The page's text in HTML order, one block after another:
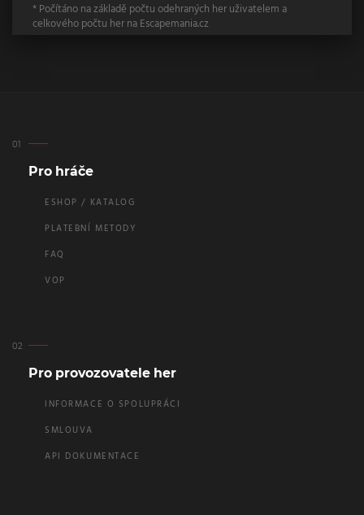
* Počítáno na základě počtu odehraných her uživatelem a
celkového počtu her na Escapemania.cz
Pro hráče
ESHOP / KATALOG
PLATEBNÍ METODY
FAQ
VOP
Pro provozovatele her
INFORMACE O SPOLUPRÁCI
SMLOUVA
API DOKUMENTACE